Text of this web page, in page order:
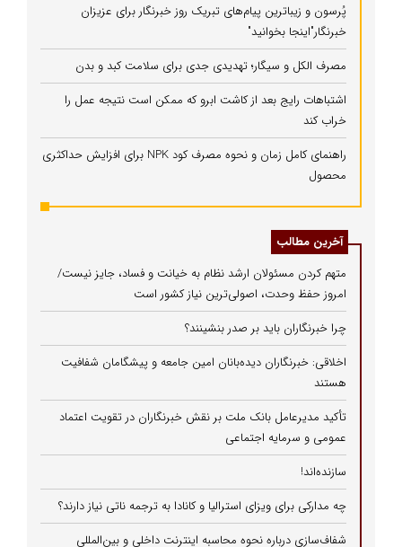
پُرسون و زیباترین پیام‌های تبریک روز خبرنگار برای عزیزان
خبرنگار"اینجا بخوانید"
مصرف الکل و سیگار؛ تهدیدی جدی برای سلامت کبد و بدن
اشتباهات رایج بعد از کاشت ابرو که ممکن است نتیجه عمل را
خراب کند
راهنمای کامل زمان و نحوه مصرف کود NPK برای افزایش حداکثری
محصول
آخرین مطالب
متهم کردن مسئولان ارشد نظام به خیانت و فساد، جایز نیست/
امروز حفظ وحدت، اصولی‌ترین نیاز کشور است
چرا خبرنگاران باید بر صدر بنشینند؟
اخلاقی: خبرنگاران دیده‌بانان امین جامعه و پیشگامان شفافیت
هستند
تأکید مدیرعامل بانک ملت بر نقش خبرنگاران در تقویت اعتماد
عمومی و سرمایه اجتماعی
سازنده‌اند!
چه مدارکی برای ویزای استرالیا و کانادا به ترجمه ناتی نیاز دارند؟
شفاف‌سازی درباره نحوه محاسبه اینترنت داخلی و بین‌المللی